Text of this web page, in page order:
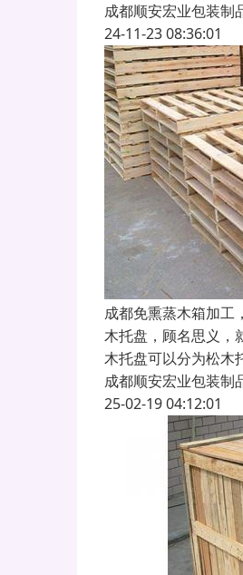
成都顺安宏业包装制
24-11-23 08:36:01
成都免熏蒸木箱加工
木托盘，顾名思义，
木托盘可以分为松木
成都顺安宏业包装制
25-02-19 04:12:01